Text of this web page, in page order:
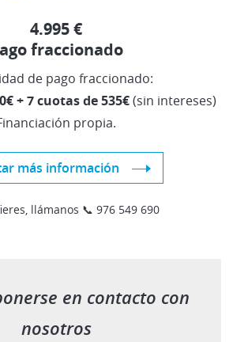
4.995 €
fraccionado
de pago fraccionado:
+ 7 cuotas de 535€(sin intereses)
propia.
más información
llámanos 📞 976 549 690
en contacto con
nosotros